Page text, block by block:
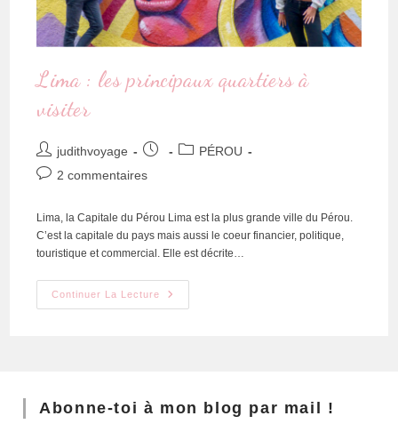
Lima : les principaux quartiers à
visiter
judithvoyage
PÉROU
2 commentaires
Lima, la Capitale du Pérou Lima est la plus grande ville du Pérou.
C’est la capitale du pays mais aussi le coeur financier, politique,
touristique et commercial. Elle est décrite…
Continuer La Lecture
Abonne-toi à mon blog par mail !